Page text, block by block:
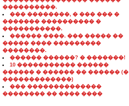
����������.
��� ��������, � ��� ��� �
������� ���������� �
�����������.
������ ����. ��� ����� ��
����� ���� ���������
��������.
������ ������? � �������!
10 ����������� ������
������ � ������ �� ������ (�
�������������)
��� ��������������
�������� �� ���� ����